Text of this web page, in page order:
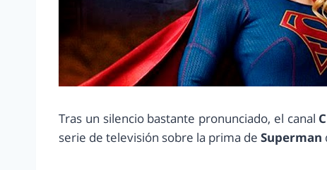
Tras un silencio bastante pronunciado, el canal
serie de televisión sobre la prima de Superman